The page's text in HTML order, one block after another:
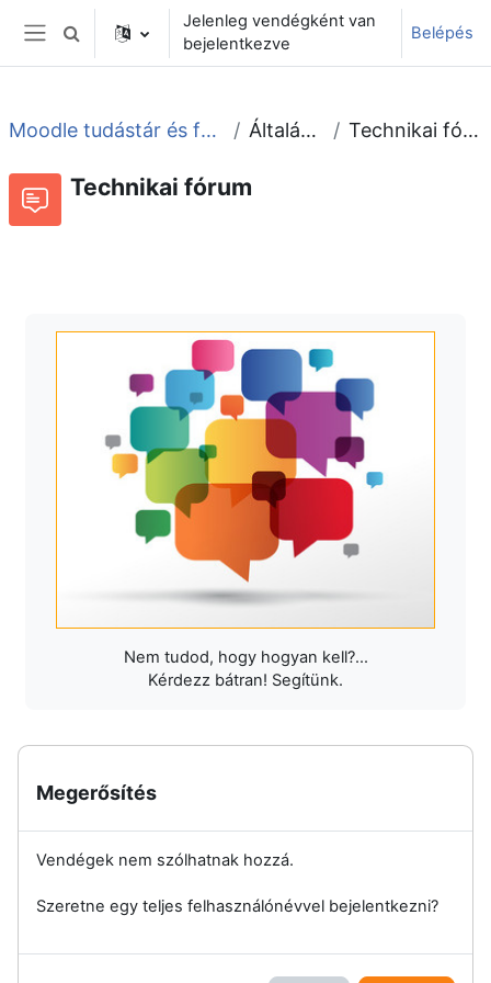
Tovább a fő tartalomhoz
Oldalpanel
Keresési bemeneti adatok váltása
Jelenleg vendégként van
bejelentkezve
Belépés
Moodle tudástár és fórum Általános Technikai fórum
Technikai fórum
Nem tudod, hogy hogyan kell?...
Kérdezz bátran! Segítünk.
Megerősítés
Vendégek nem szólhatnak hozzá.
Szeretne egy teljes felhasználónévvel bejelentkezni?